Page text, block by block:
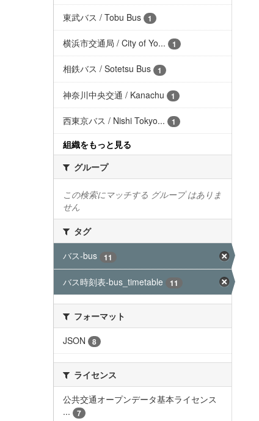
東武バス / Tobu Bus 1
横浜市交通局 / City of Yo... 1
相鉄バス / Sotetsu Bus 1
神奈川中央交通 / Kanachu 1
西東京バス / Nishi Tokyo... 1
組織をもっと見る
グループ
この検索にマッチする グループ はありま
せん
タグ
バス-bus
11
バス時刻表-bus_timetable 11
フォーマット
JSON
8
ライセンス
公共交通オープンデータ基本ライセンス
...
7